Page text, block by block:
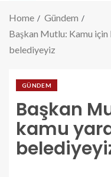
Home
Gündem
Başkan Mutlu: Kamu için
belediyeyiz
GÜNDEM
Başkan
kamu